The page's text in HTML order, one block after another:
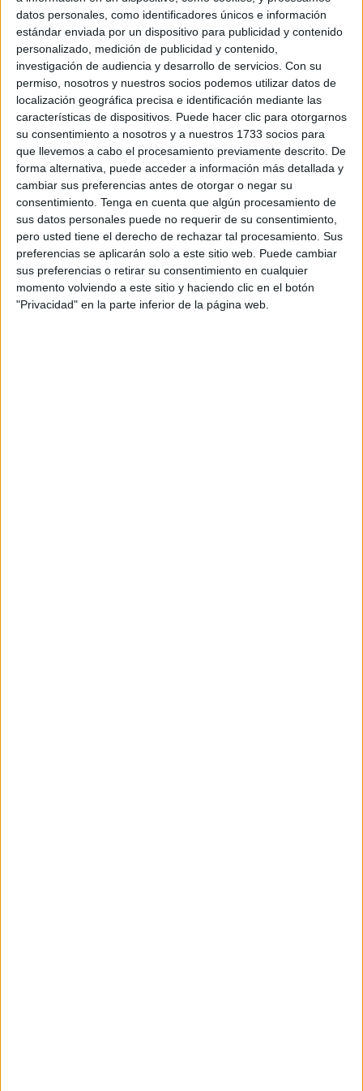
datos personales, como identificadores únicos e información
estándar enviada por un dispositivo para publicidad y contenido
personalizado, medición de publicidad y contenido,
investigación de audiencia y desarrollo de servicios. Con su
permiso, nosotros y nuestros socios podemos utilizar datos de
localización geográfica precisa e identificación mediante las
características de dispositivos. Puede hacer clic para otorgarnos
su consentimiento a nosotros y a nuestros 1733 socios para
que llevemos a cabo el procesamiento previamente descrito. De
forma alternativa, puede acceder a información más detallada y
cambiar sus preferencias antes de otorgar o negar su
consentimiento. Tenga en cuenta que algún procesamiento de
sus datos personales puede no requerir de su consentimiento,
pero usted tiene el derecho de rechazar tal procesamiento. Sus
preferencias se aplicarán solo a este sitio web. Puede cambiar
sus preferencias o retirar su consentimiento en cualquier
momento volviendo a este sitio y haciendo clic en el botón
"Privacidad" en la parte inferior de la página web.
asistentes se divirtieron.
La ONG ha recaudado así fondos para la campaña 'Que
ningún niño se quede sin su ropa del Eid', la cual consiste
en vestir a los niños huérfanos, a los enfermos que tratan
desde la entidad y, si cuentan con más recursos, también
dar cobertura a los menores necesitados, en estasfechas
tan especiales para la comunidad musulmana.